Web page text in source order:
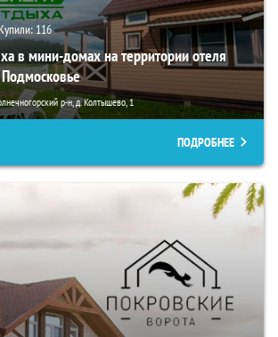
116
в мини-домах на территории отеля
р-н, д. Колтышево, 1
ПОДРОБНЕЕ